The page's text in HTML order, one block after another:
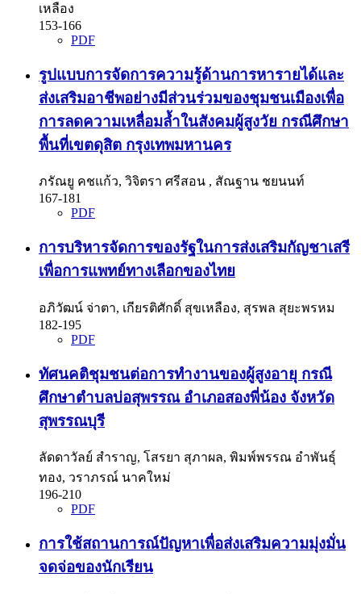
เหลือง
153-166
PDF
รูปแบบการจัดการความรู้ด้านการหารายได้และ
ส่งเสริมอาชีพอย่างมีส่วนร่วมของชุมชนเมืองเพื่อ
การลดความเหลื่อมล้ำในสังคมผู้สูงวัย กรณีศึกษา
พื้นที่เขตดุสิต กรุงเทพมหานคร
ภรัณยู คชแก้ว, วิจิตรา ศรีสอน , สัณฐาน ชยนนท์
167-181
PDF
การบริหารจัดการของรัฐในการส่งเสริมกัญชาเสรี
เพื่อการแพทย์ทางเลือกของไทย
อภิวัฒน์ จ่าตา, เกียรติศักดิ์ สุขเหลือง, สุรพล สุยะพรหม
182-195
PDF
ทัศนคติชุมชนต่อการทำงานของผู้สูงอายุ กรณี
ศึกษาตำบลบ่อสุพรรณ อำเภอสองพี่น้อง จังหวัด
สุพรรณบุรี
ลัดดาวัลย์ สำราญ, โสรยา สุภาผล, พิมพ์พรรณ อำพันธุ์
ทอง, วราภรณ์ นาคใหม่
196-210
PDF
การใช้สถานการณ์ปัญหาเพื่อส่งเสริมความมุ่งมั่น
จดจ่อของนักเรียน